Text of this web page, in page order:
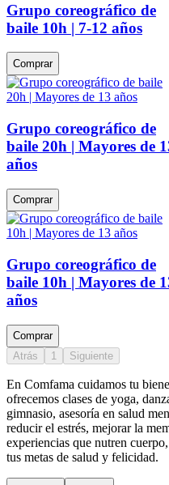
Grupo coreográfico de
baile 10h | 7-12 años
Comprar
Grupo coreográfico de
baile 20h | Mayores de
años
Comprar
Grupo coreográfico de
baile 10h | Mayores de
años
Comprar
Atrás
1 Siguiente
En Comfama cuidamos tu
ofrecemos clases de yoga,
gimnasio, asesoría en salud
reducir el estrés, mejorar la
experiencias que nutren
tus metas de salud y felicidad.